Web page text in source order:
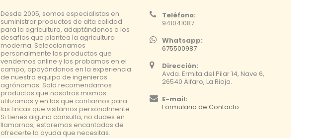
Desde 2005, somos especialistas en
suministrar productos de alta calidad
para la agricultura, adaptándonos a los
desafíos que plantea la agricultura
moderna. Seleccionamos
personalmente los productos que
vendemos online y los probamos en el
campo, apoyándonos en la experiencia
de nuestro equipo de ingenieros
agrónomos. Solo recomendamos
productos que nosotros mismos
utilizamos y en los que confiamos para
las fincas que visitamos personalmente.
Si tienes alguna consulta, no dudes en
llamarnos; estaremos encantados de
ofrecerte la ayuda que necesitas.
Teléfono:
941041087
Whatsapp:
675500987
Dirección:
Avda. Ermita del Pilar 14, Nave 6,
26540 Alfaro, La Rioja.
E-mail:
Formulario de Contacto